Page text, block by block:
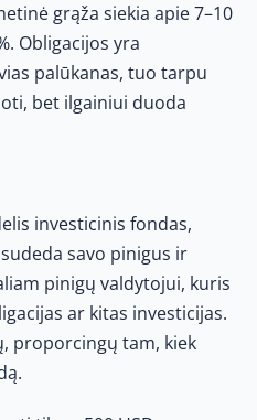
grąža siekia apie 7–10
Obligacijos yra
palūkanas, tuo tarpu
bet ilgainiui duoda
investicinis fondas,
savo pinigus ir
pinigų valdytojui, kuris
ar kitas investicijas.
proporcingų tam, kiek